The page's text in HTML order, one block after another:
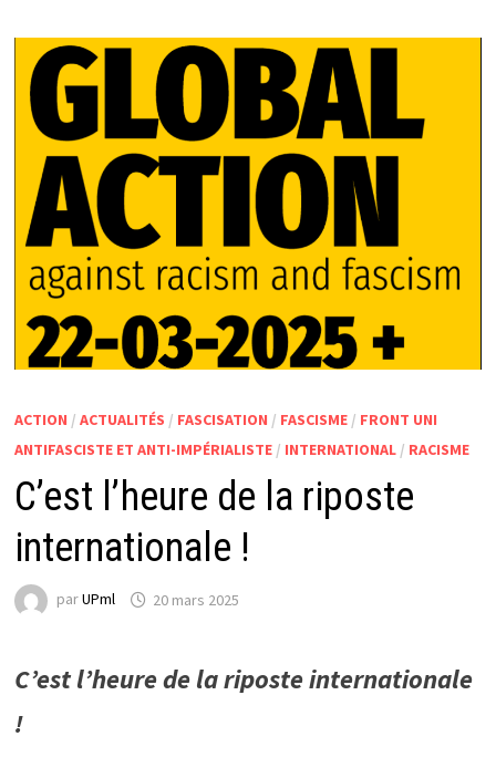
ACTION / ACTUALITÉS / FASCISATION / FASCISME/ FRONT UNI
ANTIFASCISTE ET ANTI-IMPÉRIALISTE/ INTERNATIONAL/ RACISME
C’est l’heure de la riposte
internationale !
parUPml 20 mars 2025
C’est l’heure de la riposte internationale
!